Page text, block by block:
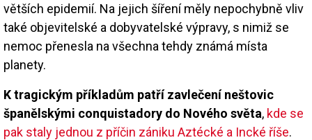
větších epidemií. Na jejich šíření měly nepochybně vliv
také objevitelské a dobyvatelské výpravy, s nimiž se
nemoc přenesla na všechna tehdy známá místa
planety.
K tragickým příkladům patří zavlečení neštovic
španělskými conquistadory do Nového světa, kde se
pak staly jednou z příčin zániku Aztécké a Incké říše.